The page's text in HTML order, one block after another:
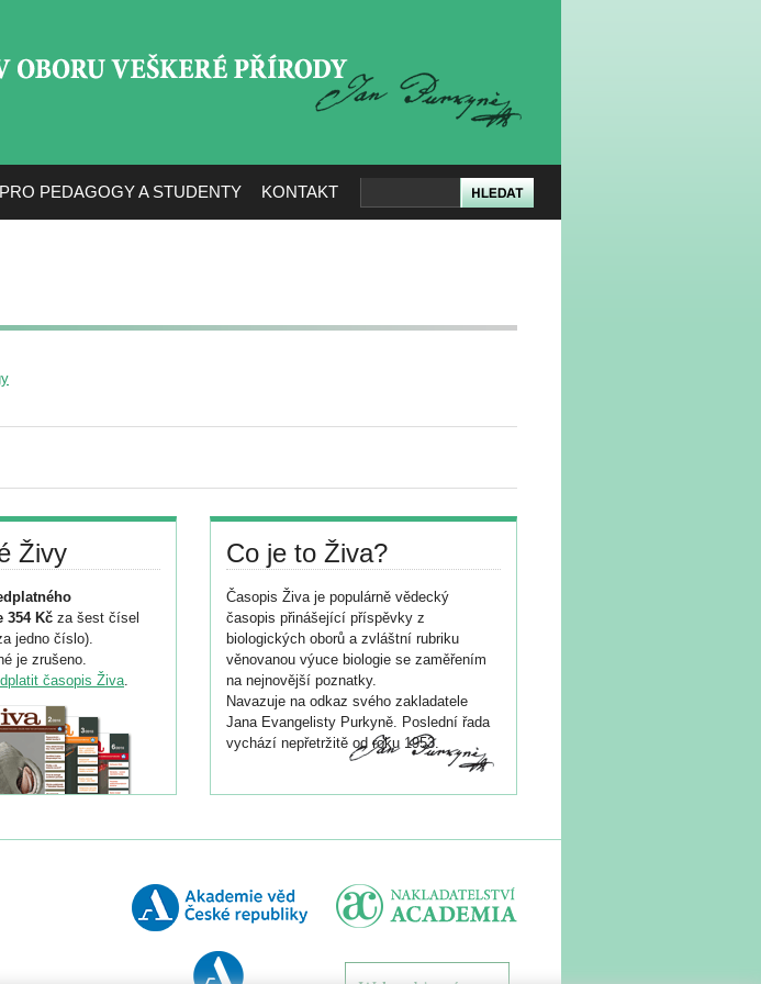
PRO PEDAGOGY A STUDENTY KONTAKT
Živy
354 Kč za šest čísel
jedno číslo).
je zrušeno.
časopis Živa.
Co je to Živa?
Časopis Živa je populárně vědecký
časopis přinášející příspěvky z
biologických oborů a zvláštní rubriku
věnovanou výuce biologie se zaměřením
na nejnovější poznatky.
Navazuje na odkaz svého zakladatele
Jana Evangelisty Purkyně. Poslední řada
vychází nepřetržitě od roku 1953.